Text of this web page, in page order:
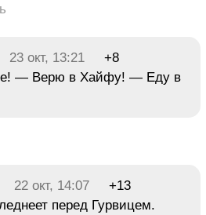
23 окт, 13:21
+8
— Верю в Хайфу! — Еду в
22 окт, 14:07
+13
перед Гурвицем.